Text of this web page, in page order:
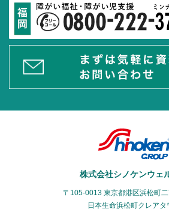
株式会社シノケンウェ
〒105-0013 東京都港区浜松町
日本生命浜松町クレアタ